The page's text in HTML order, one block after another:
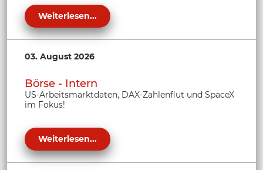
Weiterlesen...
03. August 2026
Börse - Intern
US-Arbeitsmarktdaten, DAX-Zahlenflut und SpaceX
im Fokus!
Weiterlesen...